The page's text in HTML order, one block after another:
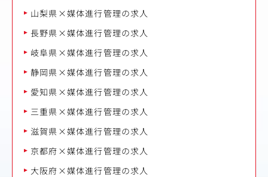
山梨県×媒体進行管理の求人
長野県×媒体進行管理の求人
岐阜県×媒体進行管理の求人
静岡県×媒体進行管理の求人
愛知県×媒体進行管理の求人
三重県×媒体進行管理の求人
滋賀県×媒体進行管理の求人
京都府×媒体進行管理の求人
大阪府×媒体進行管理の求人